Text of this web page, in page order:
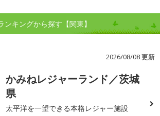
ンキングから探す【関東】
2026/08/08 更新
かみねレジャーランド／茨城
県
太平洋を一望できる本格レジャー施設